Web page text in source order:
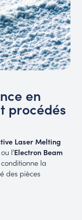
en
procédés
Laser Melting
ou l’Electron Beam
la
des pièces